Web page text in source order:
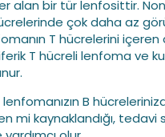
alan bir tür lenfosittir.
çok daha az
T hücrelerini
T hücreli lenfoma ve
B
mi kaynaklandığı, tedavi